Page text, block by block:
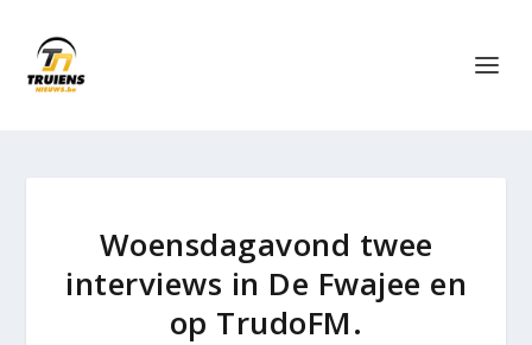
Woensdagavond twee
interviews in De Fwajee en
op TrudoFM.